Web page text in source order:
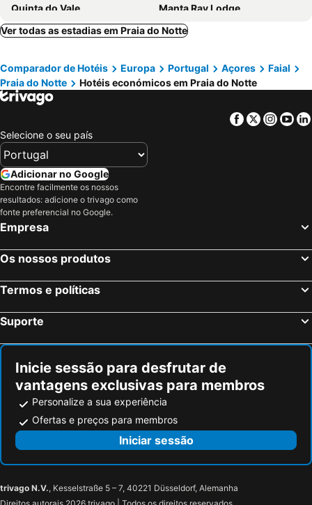
Quinta do Vale
Manta Ray Lodge
Quinta das Buganvílias
House Andrade
Ver todas as estadias em Praia do Notte
Comparador de Hotéis Europa Portugal Açores
Faial
Praia do Notte
Hotéis económicos em Praia do Notte
Facebook
Twitter
Selecione o seu país
Adicionar no Google
Encontre facilmente os nossos
resultados: adicione o trivago como
fonte preferencial no Google.
Empresa
Os nossos produtos
Termos e políticas
Suporte
Inicie sessão para desfrutar de
vantagens exclusivas para membros
Personalize a sua experiência
Ofertas e preços para membros
Iniciar sessão
trivago N.V., Kesselstraße 5 – 7, 40221 Düsseldorf, Alemanha